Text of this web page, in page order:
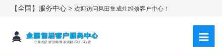
【全国】服务中心 >欢迎访问风田集成灶维修客户中心！